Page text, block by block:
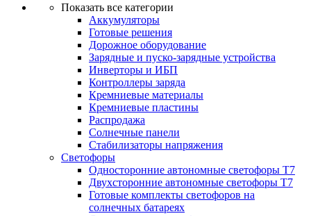
Показать все категории
Аккумуляторы
Готовые решения
Дорожное оборудование
Зарядные и пуско-зарядные устройства
Инверторы и ИБП
Контроллеры заряда
Кремниевые материалы
Кремниевые пластины
Распродажа
Солнечные панели
Стабилизаторы напряжения
Светофоры
Односторонние автономные светофоры Т7
Двухсторонние автономные светофоры Т7
Готовые комплекты светофоров на
солнечных батареях